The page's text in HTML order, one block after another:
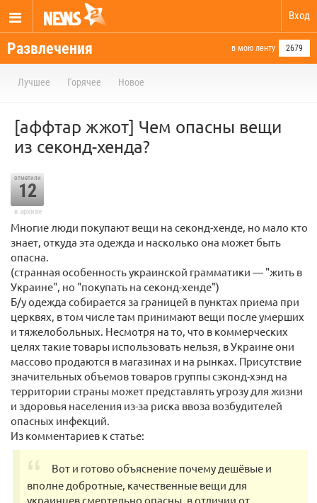
Вход
Развлечения в мою ленту 2679
Лучшее Горячее Новое
[аффтар жжот] Чем опасны вещи
из секонд-хенда?
отметили
12
в архиве
Многие люди покупают вещи на секонд-хенде, но мало кто
знает, откуда эта одежда и насколько она может быть
опасна.
(странная особенность украинской грамматики — "жить в
Украине", но "покупать на секонд-хенде")
Б/у одежда собирается за границей в пунктах приема при
церквях, в том числе там принимают вещи после умерших
и тяжелобольных. Несмотря на то, что в коммерческих
целях такие товары использовать нельзя, в Украине они
массово продаются в магазинах и на рынках. Присутствие
значительных объемов товаров группы сэконд-хэнд на
территории страны может представлять угрозу для жизни
и здоровья населения из-за риска ввоза возбудителей
опасных инфекций.
Из комментариев к статье:
Вот и готово объяснение почему дешёвые и
вполне добротные, качественные вещи для
украинцев смертельно опасны, в отличии от